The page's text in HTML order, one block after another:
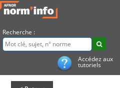
Recherche :
Accédez aux
tutoriels